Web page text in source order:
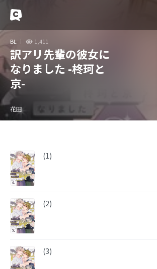
BL 1,411
訳アリ先輩の彼女に
なりました -柊珂と
京-
花田
(1)
(2)
(3)